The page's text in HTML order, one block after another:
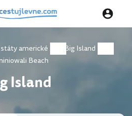
státy americké
Big Island
Beach
Island